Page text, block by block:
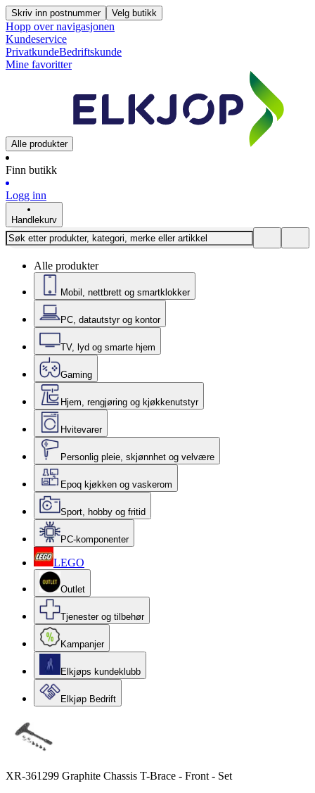
Skriv inn postnummer Velg butikk
Hopp over navigasjonen
Kundeservice
PrivatkundeBedriftskunde
Mine favoritter
Alle produkter
Finn butikk
Logg inn
Handlekurv
Alle produkter
Mobil, nettbrett og smartklokker
PC, datautstyr og kontor
TV, lyd og smarte hjem
Gaming
Hjem, rengjøring og kjøkkenutstyr
Hvitevarer
Personlig pleie, skjønnhet og velvære
Epoq kjøkken og vaskerom
Sport, hobby og fritid
PC-komponenter
LEGO
Outlet
Tjenester og tilbehør
Kampanjer
Elkjøps kundeklubb
Elkjøp Bedrift
XR-361299 Graphite Chassis T-Brace - Front - Set